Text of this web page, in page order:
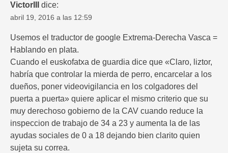
VictorIII dice:
abril 19, 2016 a las 12:59
Usemos el traductor de google Extrema-Derecha Vasca =
Hablando en plata.
Cuando el euskofatxa de guardia dice que «Claro, liztor,
habría que controlar la mierda de perro, encarcelar a los
dueños, poner videovigilancia en los colgadores del
puerta a puerta» quiere aplicar el mismo criterio que su
muy derechoso gobierno de la CAV cuando reduce la
inspeccion de trabajo de 34 a 23 y aumenta la de las
ayudas sociales de 0 a 18 dejando bien clarito quien
sujeta su correa.